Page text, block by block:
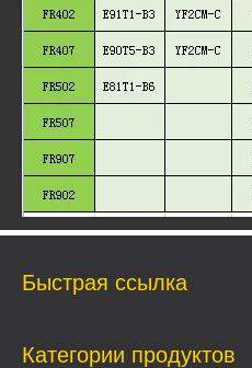
Быстрая ссылка
Категории продуктов